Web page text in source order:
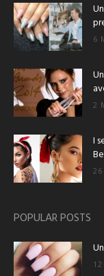
6
2
I
26
POPULAR POSTS